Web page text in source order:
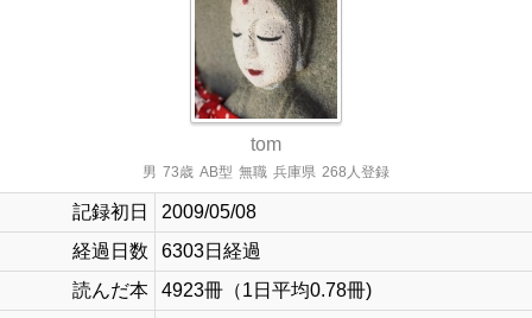
tom
男 73歳 AB型 無職 兵庫県 268人登録
記録初日
2009/05/08
経過日数
6303日経過
読んだ本
4923冊（1日平均0.78冊)